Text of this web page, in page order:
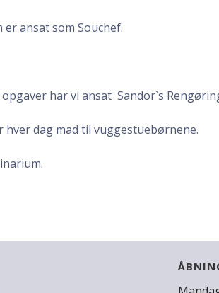
er ansat som Souchef.
har vi ansat Sandor`s
dag mad til vuggestuebørnene.